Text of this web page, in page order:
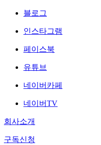
블로그
인스타그램
페이스북
유튜브
네이버카페
네이버TV
회사소개
구독신청